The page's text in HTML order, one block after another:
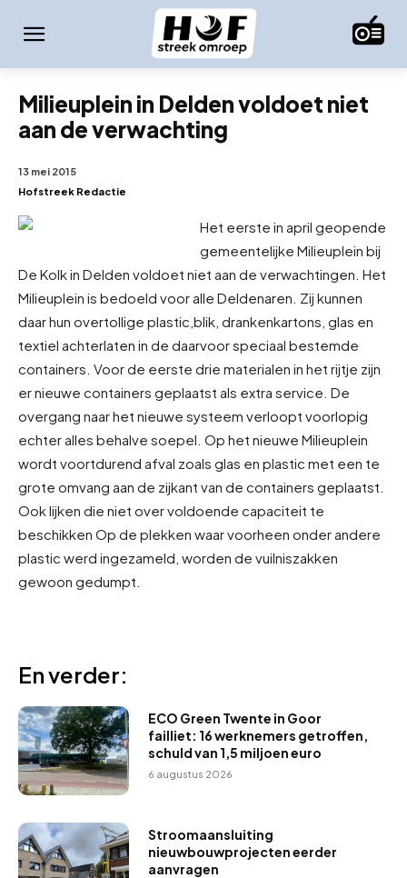
Milieuplein in Delden voldoet niet
aan de verwachting
13 mei 2015
Hofstreek Redactie
Het eerste in april geopende
gemeentelijke Milieuplein bij
De Kolk in Delden voldoet niet aan de verwachtingen. Het
Milieuplein is bedoeld voor alle Deldenaren. Zij kunnen
daar hun overtollige plastic, blik, drankenkartons, glas en
textiel achterlaten in de daarvoor speciaal bestemde
containers. Voor de eerste drie materialen in het rijtje zijn
er nieuwe containers geplaatst als extra service. De
overgang naar het nieuwe systeem verloopt voorlopig
echter alles behalve soepel. Op het nieuwe Milieuplein
wordt voortdurend afval zoals glas en plastic met een te
grote omvang aan de zijkant van de containers geplaatst.
Ook lijken die niet over voldoende capaciteit te
beschikken Op de plekken waar voorheen onder andere
plastic werd ingezameld, worden de vuilniszakken
gewoon gedumpt.
En verder:
ECO Green Twente in Goor
failliet: 16 werknemers getroffen,
schuld van 1,5 miljoen euro
6 augustus 2026
Stroomaansluiting
nieuwbouwprojecten eerder
aanvragen